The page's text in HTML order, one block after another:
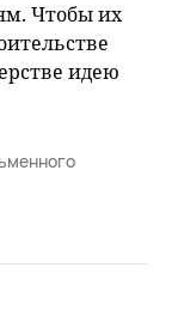
Чтобы их
идею